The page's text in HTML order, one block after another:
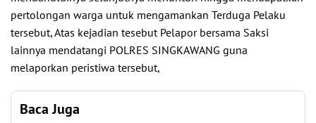
pertolongan warga untuk mengamankan Terduga Pelaku
tersebut, Atas kejadian tesebut Pelapor bersama Saksi
lainnya mendatangi POLRES SINGKAWANG guna
melaporkan peristiwa tersebut,
Baca Juga